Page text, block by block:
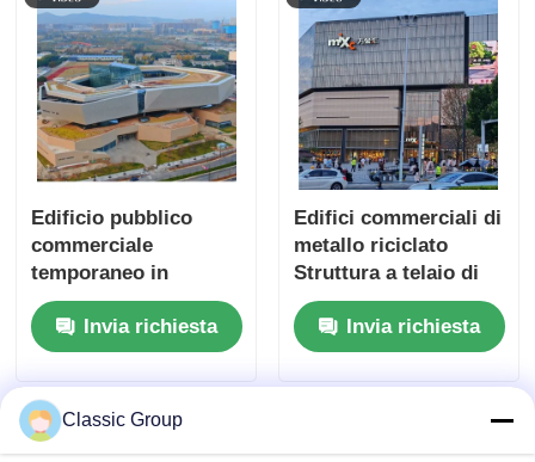
Edificio pubblico
commerciale
temporaneo in
acciaio S355JR
Prefabbricato su
misura
Invia richiesta
Edifici commerciali di
metallo riciclato
Struttura a telaio di
acciaio Centro
commerciale OEM
Invia richiesta
Classic Group